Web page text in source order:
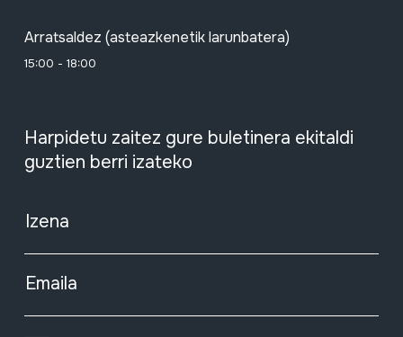
Arratsaldez (asteazkenetik larunbatera)
15:00 - 18:00
Harpidetu zaitez gure buletinera ekitaldi
guztien berri izateko
Izena
Emaila